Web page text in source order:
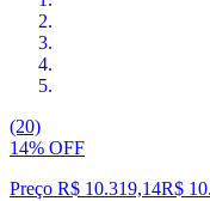
(20)
14% OFF
Preço R$ 10.319,14R$